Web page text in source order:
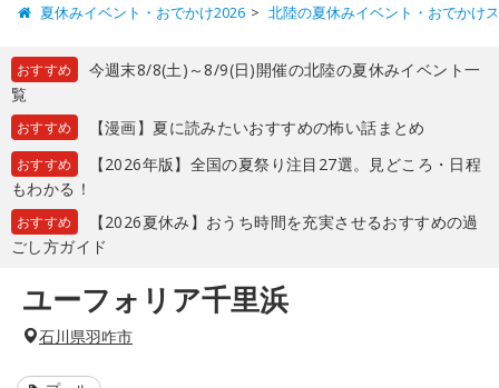
夏休みイベント・おでかけ2026 北陸の夏休みイベント・おでかけ
おすすめ
今週末8/8(土)～8/9(日)開催の北陸の夏休みイベント一
覧
おすすめ 【漫画】夏に読みたいおすすめの怖い話まとめ
おすすめ
【2026年版】全国の夏祭り注目27選。見どころ・日程
もわかる！
おすすめ
【2026夏休み】おうち時間を充実させるおすすめの過
ごし方ガイド
ユーフォリア千里浜
石川県羽咋市